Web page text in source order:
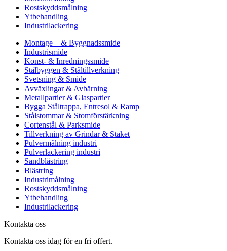
Rostskyddsmålning
Ytbehandling
Industrilackering
Montage – & Byggnadssmide
Industrismide
Konst- & Inredningssmide
Stålbyggen & Ståltillverkning
Svetsning & Smide
Avväxlingar & Avbärning
Metallpartier & Glaspartier
Bygga Ståltrappa, Entresol & Ramp
Stålstommar & Stomförstärkning
Cortenstål & Parksmide
Tillverkning av Grindar & Staket
Pulvermålning industri
Pulverlackering industri
Sandblästring
Blästring
Industrimålning
Rostskyddsmålning
Ytbehandling
Industrilackering
Kontakta oss
Kontakta oss idag för en fri offert.